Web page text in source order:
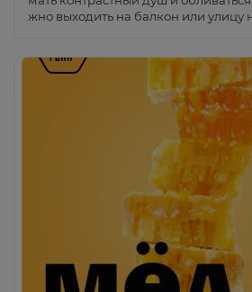
жно выходить на балкон или улицу